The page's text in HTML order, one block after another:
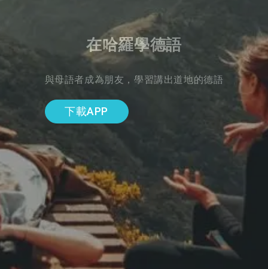
在哈羅學德語
與母語者成為朋友，學習講出道地的德語
下載APP